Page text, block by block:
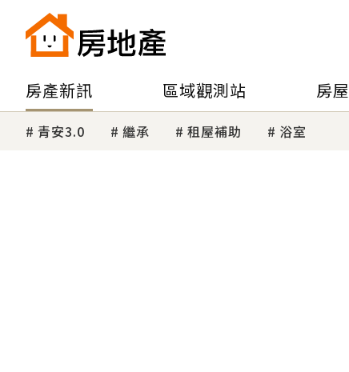
房產新訊 區域觀測站 房
青安3.0 繼承 租屋補助 浴室